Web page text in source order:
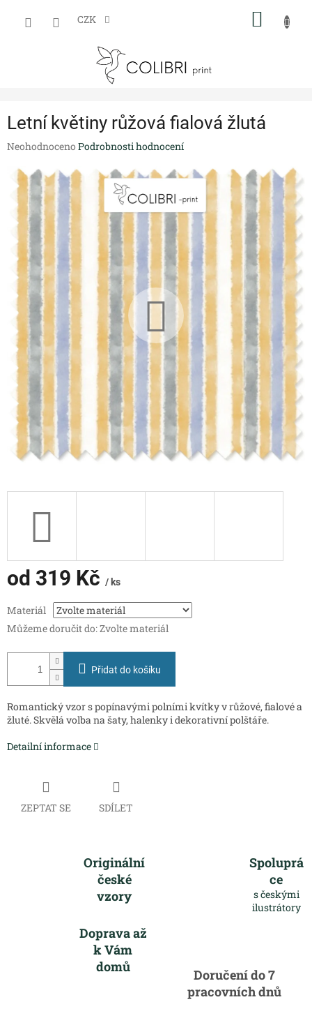
CZK
Letní květiny růžová fialová žlutá
Průměrné
produktu
hvězdiček.
Neohodnoceno Podrobnosti hodnocení
od 319 Kč / ks
cena:
Materiál
Můžeme doručit do:Zvolte materiál
Přidat do košíku
Romantický vzor s popínavými polními kvítky v růžové, fialové a
žluté. Skvělá volba na šaty, halenky i dekorativní polštáře.
Detailní informace
ZEPTAT SE SDÍLET
Originální
české
vzory
Spoluprá
ce
s českými
ilustrátory
Doprava až
k Vám
domů
Doručení do 7
pracovních dnů